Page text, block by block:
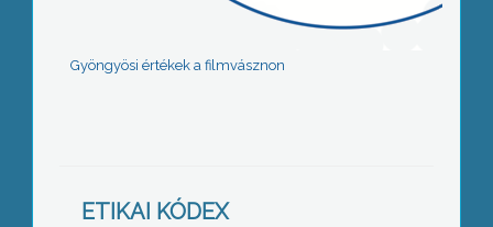
Gyöngyösi értékek a filmvásznon
ETIKAI KÓDEX